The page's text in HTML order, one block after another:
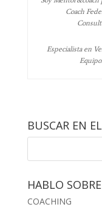
Coach
Especialista en
BUSCAR EN
HABLO SOBRE
COACHING